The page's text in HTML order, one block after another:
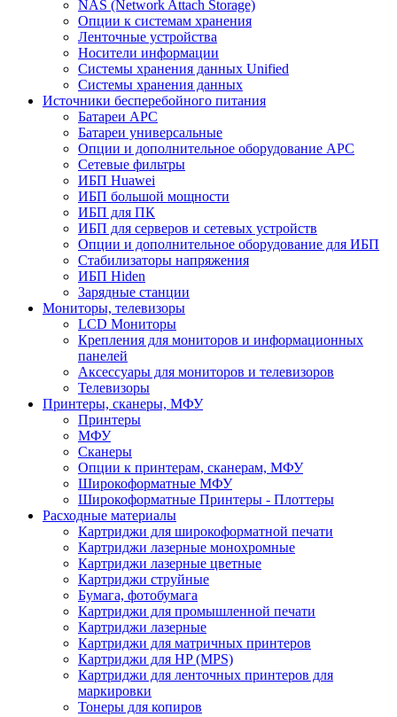
NAS (Network Attach Storage)
Опции к системам хранения
Ленточные устройства
Носители информации
Системы хранения данных Unified
Системы хранения данных
Источники бесперебойного питания
Батареи APC
Батареи универсальные
Опции и дополнительное оборудование АРС
Сетевые фильтры
ИБП Huawei
ИБП большой мощности
ИБП для ПК
ИБП для серверов и сетевых устройств
Опции и дополнительное оборудование для ИБП
Стабилизаторы напряжения
ИБП Hiden
Зарядные станции
Мониторы, телевизоры
LCD Мониторы
Крепления для мониторов и информационных
панелей
Аксессуары для мониторов и телевизоров
Телевизоры
Принтеры, сканеры, МФУ
Принтеры
МФУ
Сканеры
Опции к принтерам, сканерам, МФУ
Широкоформатные МФУ
Широкоформатные Принтеры - Плоттеры
Расходные материалы
Картриджи для широкоформатной печати
Картриджи лазерные монохромные
Картриджи лазерные цветные
Картриджи струйные
Бумага, фотобумага
Картриджи для промышленной печати
Картриджи лазерные
Картриджи для матричных принтеров
Картриджи для HP (MPS)
Картриджи для ленточных принтеров для
маркировки
Тонеры для копиров